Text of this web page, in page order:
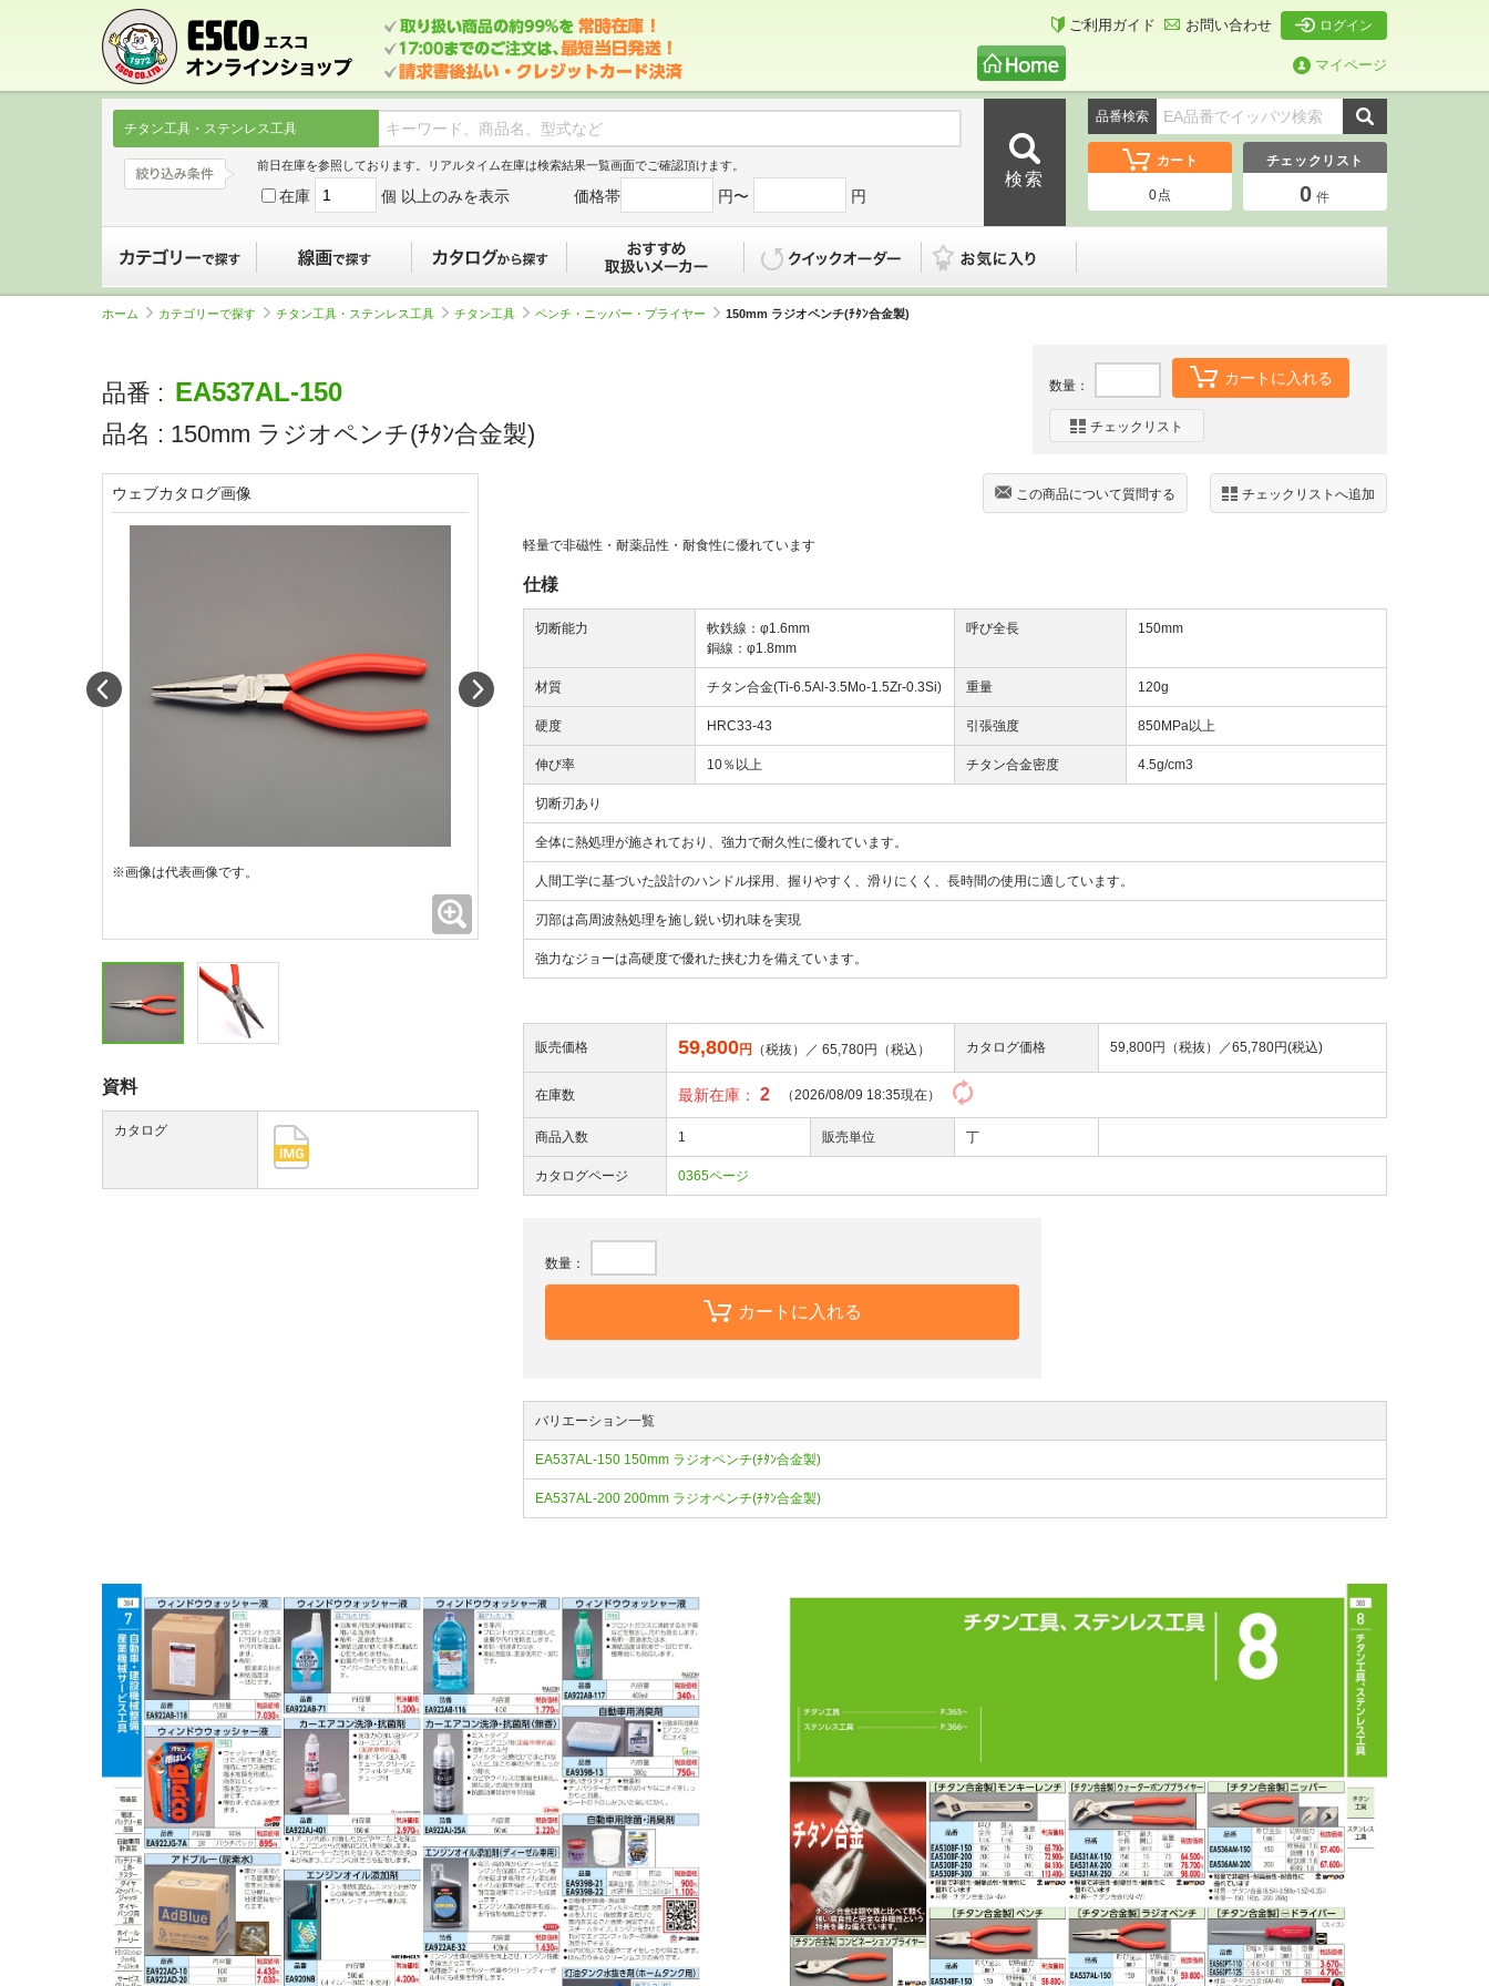
ご利用ガイド お問い合わせ ログイン
マイページ
チタン工具・ステンレス工具
前日在庫を参照しております。リアルタイム在庫は検索結果一覧画面でご確認頂けます。
在庫 個 以上のみを表示 価格帯 円〜 円
品番検索
カート
0点
チェックリスト
0 件
ホーム カテゴリーで探す チタン工具・ステンレス工具 チタン工具 ペンチ・ニッパー・プライヤー 150mm ラジオペンチ(ﾁﾀﾝ合金製)
品番 : EA537AL-150
品名 : 150mm ラジオペンチ(ﾁﾀﾝ合金製)
数量： カートに入れる
チェックリスト
チェックリストへ追加
この商品について質問する
軽量で非磁性・耐薬品性・耐食性に優れています
仕様
切断能力
軟鉄線：φ1.6mm
銅線：φ1.8mm
呼び全長 150mm
材質 チタン合金(Ti-6.5Al-3.5Mo-1.5Zr-0.3Si) 重量 120g
硬度 HRC33-43 引張強度 850MPa以上
伸び率 10％以上 チタン合金密度 4.5g/cm3
切断刃あり
全体に熱処理が施されており、強力で耐久性に優れています。
人間工学に基づいた設計のハンドル採用、握りやすく、滑りにくく、長時間の使用に適しています。
刃部は高周波熱処理を施し鋭い切れ味を実現
強力なジョーは高硬度で優れた挟む力を備えています。
販売価格 59,800円 （税抜）／ 65,780円（税込） カタログ価格 59,800円（税抜）／65,780円(税込)
在庫数 最新在庫： 2 （2026/08/09 18:35現在）
商品入数 1 販売単位 丁
カタログページ 0365ページ
数量：
カートに入れる
バリエーション一覧
EA537AL-150 150mm ラジオペンチ(ﾁﾀﾝ合金製)
EA537AL-200 200mm ラジオペンチ(ﾁﾀﾝ合金製)
ウェブカタログ画像
※画像は代表画像です。
資料
カタログ